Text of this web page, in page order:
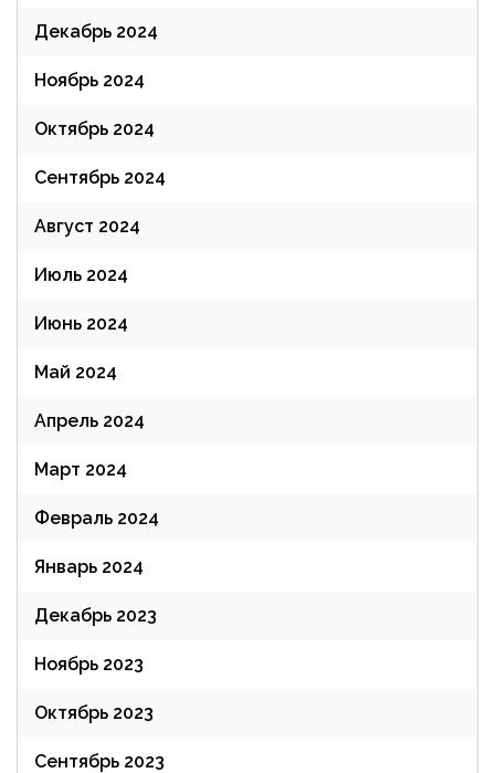
Декабрь 2024
Ноябрь 2024
Октябрь 2024
Сентябрь 2024
Август 2024
Июль 2024
Июнь 2024
Май 2024
Апрель 2024
Март 2024
Февраль 2024
Январь 2024
Декабрь 2023
Ноябрь 2023
Октябрь 2023
Сентябрь 2023